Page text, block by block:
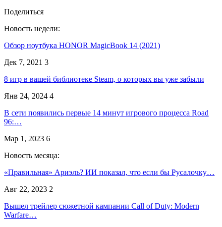
Поделиться
Новость недели:
Обзор ноутбука HONOR MagicBook 14 (2021)
Дек 7, 2021 3
8 игр в вашей библиотеке Steam, о которых вы уже забыли
Янв 24, 2024 4
В сети появились первые 14 минут игрового процесса Road
96:…
Мар 1, 2023 6
Новость месяца:
«Правильная» Ариэль? ИИ показал, что если бы Русалочку…
Авг 22, 2023 2
Вышел трейлер сюжетной кампании Call of Duty: Modern
Warfare…